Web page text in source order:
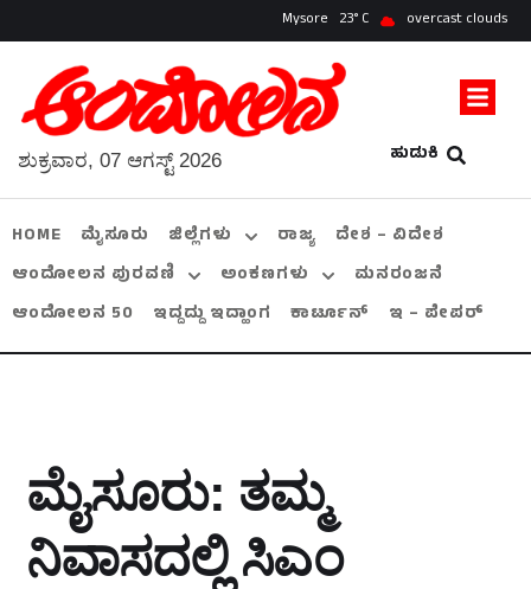
Mysore 23 overcast clouds
ಹುಡುಕಿ
ಶುಕ್ರವಾರ, 07 ಆಗಸ್ಟ್ 2026
HOME ಮೈಸೂರು ಜಿಲ್ಲೆಗಳು ರಾಜ್ಯ
ದೇಶ – ವಿದೇಶ
ಆಂದೋಲನ ಪುರವಣಿ
ಅಂಕಣಗಳು
ಮನರಂಜನೆ
ಆಂದೋಲನ 50
ಇದ್ದದ್ದು ಇದ್ಹಾಂಗ ಕಾರ್ಟೂನ್ ಇ – ಪೇಪರ್
ಮೈಸೂರು: ತಮ್ಮ
ನಿವಾಸದಲ್ಲಿ ಸಿಎಂ